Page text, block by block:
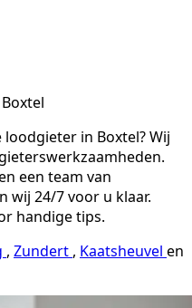
in Boxtel? Wij
een team van
wij 24/7 voor u klaar.
handige tips.
, Zundert , Kaatsheuvel en